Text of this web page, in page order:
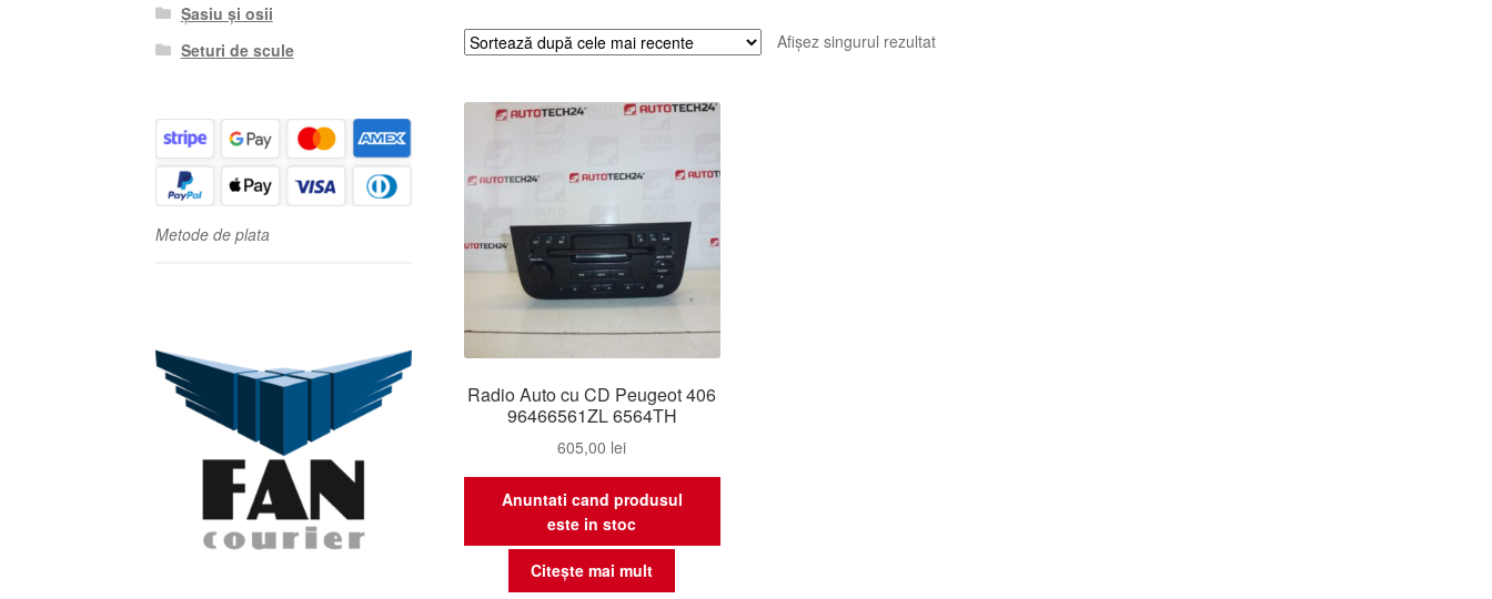
Afișez singurul rezultat
Radio Auto cu CD Peugeot 406
96466561ZL 6564TH
605,00 lei
Anuntati cand produsul
este in stoc
Citește mai mult
Șasiu și osii
Seturi de scule
Metode de plata